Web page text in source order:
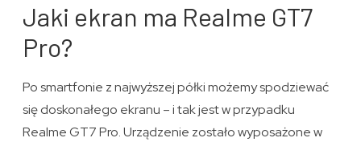
Jaki ekran ma Realme GT7
Pro?
Po smartfonie z najwyższej półki możemy spodziewać
się doskonałego ekranu – i tak jest w przypadku
Realme GT7 Pro. Urządzenie zostało wyposażone w